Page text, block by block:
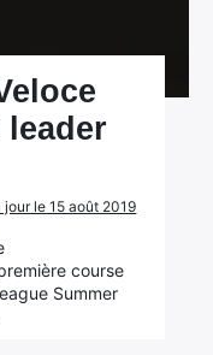
jour le 15 août 2019
course
Summer